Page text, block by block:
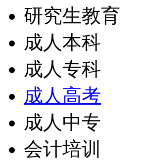
研究生教育
成人本科
成人专科
成人高考
成人中专
会计培训